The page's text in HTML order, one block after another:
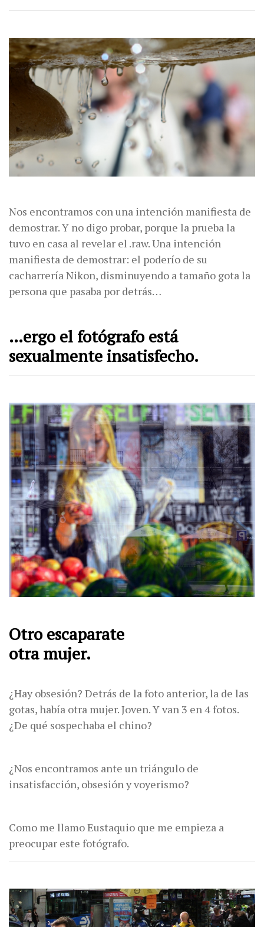
Nos encontramos con una intención manifiesta de
demostrar. Y no digo probar, porque la prueba la
tuvo en casa al revelar el .raw. Una intención
manifiesta de demostrar: el poderío de su
cacharrería Nikon, disminuyendo a tamaño gota la
persona que pasaba por detrás…
…ergo el fotógrafo está
sexualmente insatisfecho.
Otro escaparate
otra mujer.
¿Hay obsesión? Detrás de la foto anterior, la de las
gotas, había otra mujer. Joven. Y van 3 en 4 fotos.
¿De qué sospechaba el chino?
¿Nos encontramos ante un triángulo de
insatisfacción, obsesión y voyerismo?
Como me llamo Eustaquio que me empieza a
preocupar este fotógrafo.